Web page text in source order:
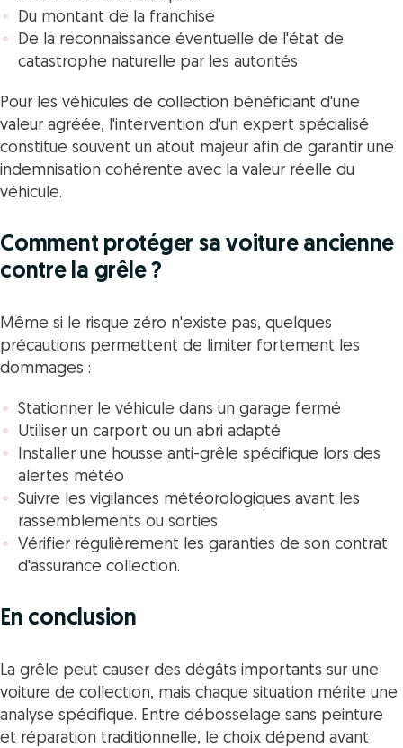
Du montant de la franchise
De la reconnaissance éventuelle de l'état de
catastrophe naturelle par les autorités
Pour les véhicules de collection bénéficiant d'une
valeur agréée, l'intervention d'un expert spécialisé
constitue souvent un atout majeur afin de garantir une
indemnisation cohérente avec la valeur réelle du
véhicule.
Comment protéger sa voiture ancienne
contre la grêle ?
Même si le risque zéro n'existe pas, quelques
précautions permettent de limiter fortement les
dommages :
Stationner le véhicule dans un garage fermé
Utiliser un carport ou un abri adapté
Installer une housse anti-grêle spécifique lors des
alertes météo
Suivre les vigilances météorologiques avant les
rassemblements ou sorties
Vérifier régulièrement les garanties de son contrat
d'assurance collection.
En conclusion
La grêle peut causer des dégâts importants sur une
voiture de collection, mais chaque situation mérite une
analyse spécifique. Entre débosselage sans peinture
et réparation traditionnelle, le choix dépend avant